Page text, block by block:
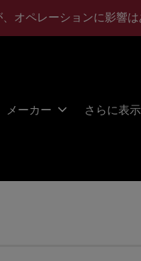
オペレーションに影響
メーカー さらに表示